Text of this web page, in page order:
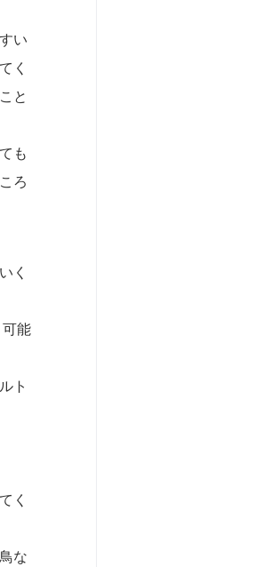
い
く
と
も
ろ
く
能
ト
く
な